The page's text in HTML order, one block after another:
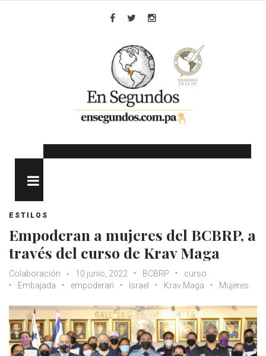
ESTILOS
Empoderan a mujeres del BCBRP, a
través del curso de Krav Maga
Colaboración 10 junio, 2022 BCBRP
curso
Embajada
empoderan Israel Krav Maga Mujeres